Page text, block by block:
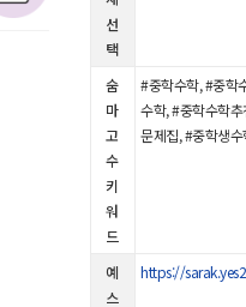
선
택
숨
마
고
수
키
워
드
#중학수학, #중학
수학, #중학수학
문제집, #중학생
예
스
https://